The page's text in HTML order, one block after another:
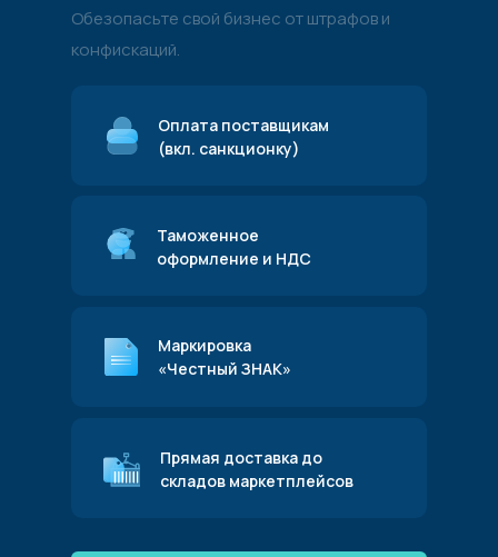
Обезопасьте свой бизнес от штрафов и
конфискаций.
Маркировка
«Честный ЗНАК»
Оплата поставщикам
(вкл. санкционку)
Прямая доставка до
складов маркетплейсов
Таможенное
оформление и НДС